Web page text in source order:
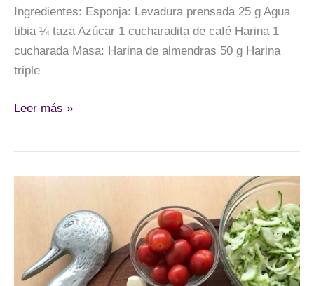
Ingredientes: Esponja: Levadura prensada 25 g Agua
tibia ¼ taza Azúcar 1 cucharadita de café Harina 1
cucharada Masa: Harina de almendras 50 g Harina
triple
Pan
Leer más »